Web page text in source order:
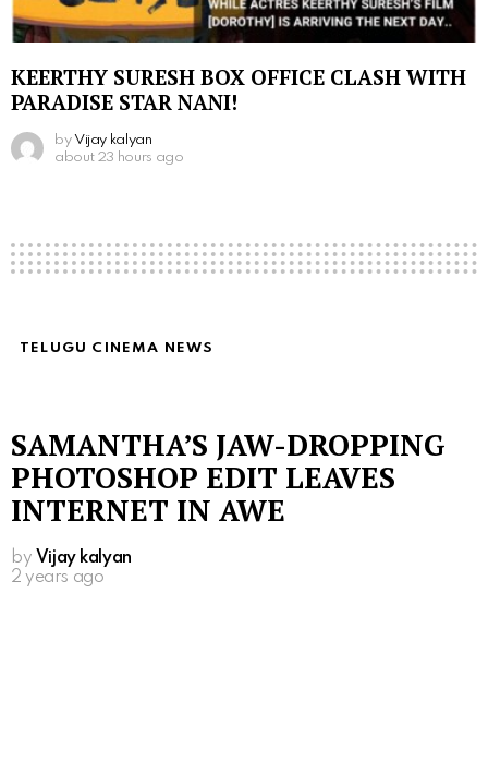
KEERTHY SURESH BOX OFFICE CLASH WITH
PARADISE STAR NANI!
by Vijay kalyan
about 23 hours ago
TELUGU CINEMA NEWS
SAMANTHA’S JAW-DROPPING
PHOTOSHOP EDIT LEAVES
INTERNET IN AWE
by Vijay kalyan
2 years ago